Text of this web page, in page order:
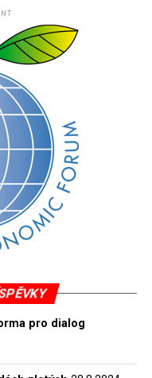
maximálního
fungování režimu
cílem první strany
dějin
vyhrocování
ran”.
dějin komunismu v
zřízení Institutu
zločinů proti
Narodowej –
Narodowi
Tato nová
de facto v roce
komunistické
(Urząd
i
pro dialog